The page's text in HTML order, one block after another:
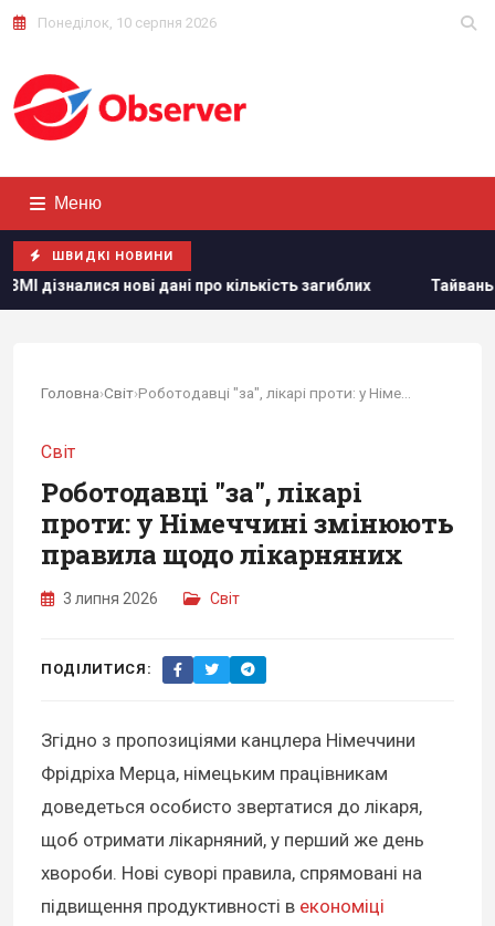
Понеділок, 10 серпня 2026
Меню
ШВИДКІ НОВИНИ
про кількість загиблих Тайвань показав під час
Головна›Світ›
Світ
Роботодавці "за", лікарі
проти: у Німеччині змінюють
правила щодо лікарняних
3 липня 2026 Світ
ПОДІЛИТИСЯ:
Згідно з пропозиціями канцлера Німеччини
Фрідріха Мерца, німецьким працівникам
доведеться особисто звертатися до лікаря,
щоб отримати лікарняний, у перший же день
хвороби. Нові суворі правила, спрямовані на
підвищення продуктивності в економіці